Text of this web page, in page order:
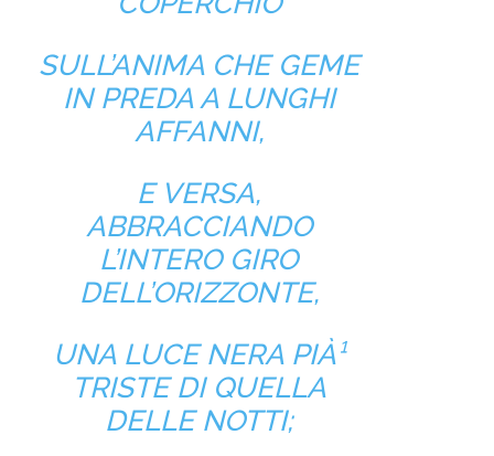
SULL’ANIMA CHE GEME
IN PREDA A LUNGHI
AFFANNI,
E VERSA,
ABBRACCIANDO
L’INTERO GIRO
DELL’ORIZZONTE,
UNA LUCE NERA PIÀ¹
TRISTE DI QUELLA
DELLE NOTTI;